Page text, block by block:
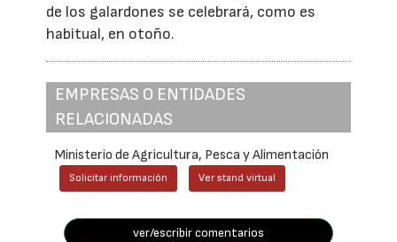
de los galardones se celebrará, como es
habitual, en otoño.
EMPRESAS O ENTIDADES
RELACIONADAS
Ministerio de Agricultura, Pesca y Alimentación
Solicitar información Ver stand virtual
ver/escribir comentarios